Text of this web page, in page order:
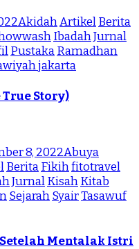
AkidahArtikelBerita
IbadahJurnal
PustakaRamadhan
jakarta
True Story)
8, 2022Abuya
BeritaFikihfitotravel
JurnalKisahKitab
SejarahSyairTasawuf
Mentalak Istri